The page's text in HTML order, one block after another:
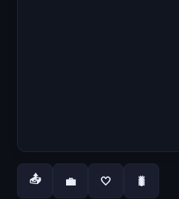
📤 💼 🤍 🐛